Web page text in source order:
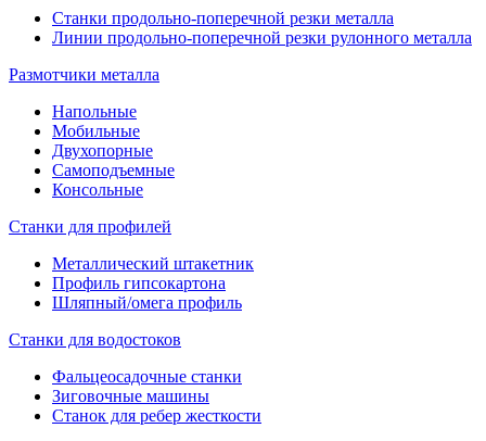
Станки продольно-поперечной резки металла
Линии продольно-поперечной резки рулонного металла
Размотчики металла
Напольные
Мобильные
Двухопорные
Самоподъемные
Консольные
Станки для профилей
Металлический штакетник
Профиль гипсокартона
Шляпный/омега профиль
Станки для водостоков
Фальцеосадочные станки
Зиговочные машины
Станок для ребер жесткости